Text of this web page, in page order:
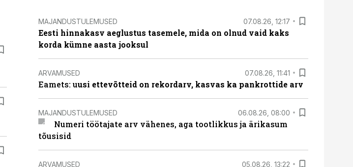
MAJANDUSTULEMUSED 07.08.26, 12:17
Eesti hinnakasv aeglustus tasemele, mida on olnud vaid kaks
korda kümne aasta jooksul
ARVAMUSED 07.08.26, 11:41
Eamets: uusi ettevõtteid on rekordarv, kasvas ka pankrottide arv
MAJANDUSTULEMUSED 06.08.26, 08:00
Numeri töötajate arv vähenes, aga tootlikkus ja ärikasum
tõusisid
ARVAMUSED 05.08.26, 13:22